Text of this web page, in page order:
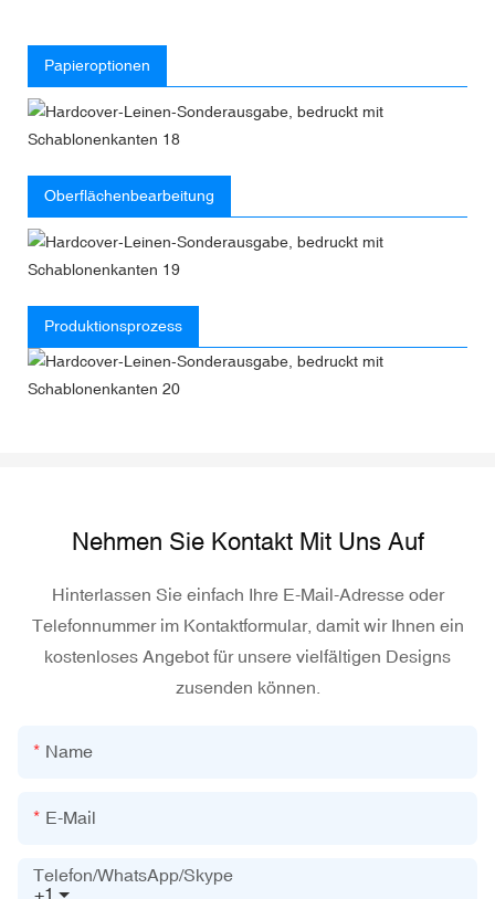
Papieroptionen
Oberflächenbearbeitung
Produktionsprozess
Nehmen Sie Kontakt Mit Uns Auf
Hinterlassen Sie einfach Ihre E-Mail-Adresse oder
Telefonnummer im Kontaktformular, damit wir Ihnen ein
kostenloses Angebot für unsere vielfältigen Designs
zusenden können.
Name
E-Mail
+1
Telefon/WhatsApp/Skype